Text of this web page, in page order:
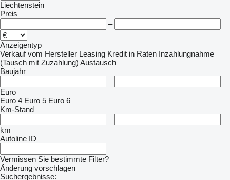
Liechtenstein
Preis
–
Anzeigentyp
Verkauf vom Hersteller Leasing Kredit in Raten Inzahlungnahme
(Tausch mit Zuzahlung) Austausch
Baujahr
–
Euro
Euro 4 Euro 5 Euro 6
Km-Stand
–
km
Autoline ID
Vermissen Sie bestimmte Filter?
Änderung vorschlagen
Suchergebnisse: